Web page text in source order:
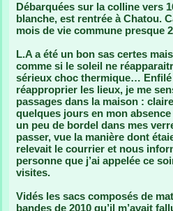
Débarquées sur la colline vers
blanche, est rentrée à Chatou.
mois de vie commune presque
L.A a été un bon sas certes
comme si le soleil ne
sérieux choc thermique… Enfilé
réapproprier les lieux, je me
passages dans la maison :
quelques jours en mon
un peu de bordel dans mes
passer, vue la manière dont
relevait le courrier et nous
personne que j’ai appelée ce
visites.
Vidés les sacs composés de
bandes de 2010 qu’il m’avait